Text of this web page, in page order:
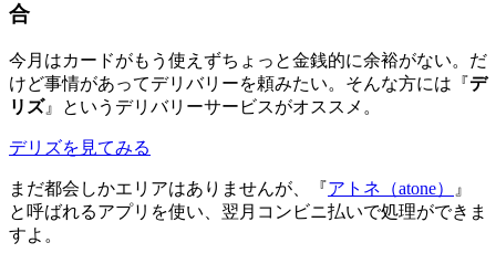
合
今月はカードがもう使えずちょっと金銭的に余裕がない。だ
けど事情があってデリバリーを頼みたい。そんな方には『デ
リズ』というデリバリーサービスがオススメ。
デリズを見てみる
まだ都会しかエリアはありませんが、『アトネ（atone）
』
と呼ばれるアプリを使い、翌月コンビニ払いで処理ができま
すよ。